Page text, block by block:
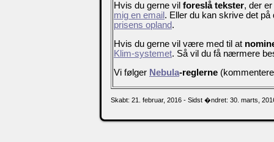
Hvis du gerne vil foreslå tekster, der
mig en email . Eller du kan skrive det
prisens opland.
Hvis du gerne vil være med til at
Klim-systemet. Så vil du få nærmere
Vi følger Nebula-reglerne
Skabt: 21. februar, 2016 - Sidst �ndret: 30. marts,